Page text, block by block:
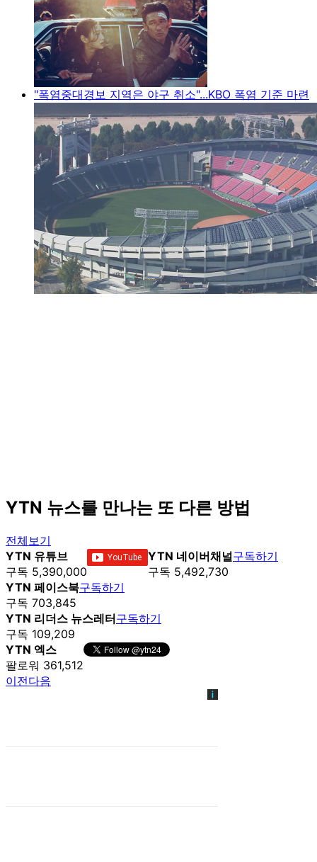
"폭염중대경보 지역은 야구 취소"...KBO 폭염 기준 마련
YTN 뉴스를 만나는 또 다른 방법
전체보기
YTN 유튜브
구독 5,390,000
YTN 네이버채널
구독 5,492,730
구독하기
YTN 페이스북
구독 703,845
구독하기
YTN 리더스 뉴스레터
구독 109,209
구독하기
YTN 엑스
팔로워 361,512
이전다음